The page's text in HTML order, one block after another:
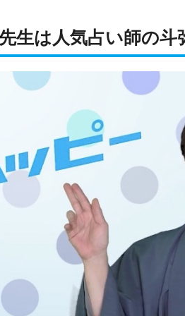
生は人気占い師の斗